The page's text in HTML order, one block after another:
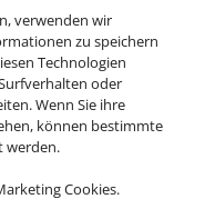
verwenden wir
zu speichern
Technologien
oder
Wenn Sie ihre
können bestimmte
werden.
Cookies.
Online Check-In
|
Blacklisted